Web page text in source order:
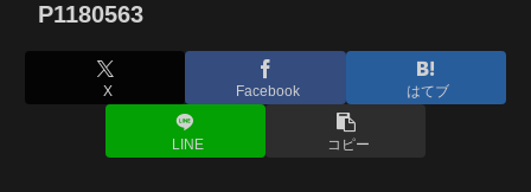
P1180563
X Facebook はてブ
LINE コピー